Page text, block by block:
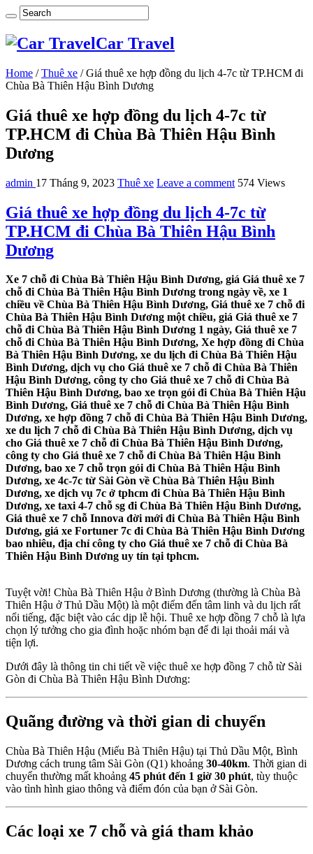
Car Travel
Home / Thuê xe / Giá thuê xe hợp đồng du lịch 4-7c từ TP.HCM đi
Chùa Bà Thiên Hậu Bình Dương
Giá thuê xe hợp đồng du lịch 4-7c từ
TP.HCM đi Chùa Bà Thiên Hậu Bình
Dương
admin 17 Tháng 9, 2023 Thuê xe Leave a comment 574 Views
Giá thuê xe hợp đồng du lịch 4-7c từ
TP.HCM đi Chùa Bà Thiên Hậu Bình
Dương
Xe 7 chỗ đi Chùa Bà Thiên Hậu Bình Dương, giá Giá thuê xe 7
chỗ đi Chùa Bà Thiên Hậu Bình Dương trong ngày về, xe 1
chiều về Chùa Bà Thiên Hậu Bình Dương, Giá thuê xe 7 chỗ đi
Chùa Bà Thiên Hậu Bình Dương một chiều, giá Giá thuê xe 7
chỗ đi Chùa Bà Thiên Hậu Bình Dương 1 ngày, Giá thuê xe 7
chỗ đi Chùa Bà Thiên Hậu Bình Dương, Xe hợp đồng đi Chùa
Bà Thiên Hậu Bình Dương, xe du lịch đi Chùa Bà Thiên Hậu
Bình Dương, dịch vụ cho Giá thuê xe 7 chỗ đi Chùa Bà Thiên
Hậu Bình Dương, công ty cho Giá thuê xe 7 chỗ đi Chùa Bà
Thiên Hậu Bình Dương, bao xe trọn gói đi Chùa Bà Thiên Hậu
Bình Dương, Giá thuê xe 7 chỗ đi Chùa Bà Thiên Hậu Bình
Dương, xe hợp đồng 7 chỗ đi Chùa Bà Thiên Hậu Bình Dương,
xe du lịch 7 chỗ đi Chùa Bà Thiên Hậu Bình Dương, dịch vụ
cho Giá thuê xe 7 chỗ đi Chùa Bà Thiên Hậu Bình Dương,
công ty cho Giá thuê xe 7 chỗ đi Chùa Bà Thiên Hậu Bình
Dương, bao xe 7 chỗ trọn gói đi Chùa Bà Thiên Hậu Bình
Dương, xe 4c-7c từ Sài Gòn về Chùa Bà Thiên Hậu Bình
Dương, xe dịch vụ 7c ở tphcm đi Chùa Bà Thiên Hậu Bình
Dương, xe taxi 4-7 chỗ sg đi Chùa Bà Thiên Hậu Bình Dương,
Giá thuê xe 7 chỗ Innova đời mới đi Chùa Bà Thiên Hậu Bình
Dương, giá xe Fortuner 7c đi Chùa Bà Thiên Hậu Bình Dương
bao nhiêu, địa chỉ công ty cho Giá thuê xe 7 chỗ đi Chùa Bà
Thiên Hậu Bình Dương uy tín tại tphcm.
Tuyệt vời! Chùa Bà Thiên Hậu ở Bình Dương (thường là Chùa Bà
Thiên Hậu ở Thủ Dầu Một) là một điểm đến tâm linh và du lịch rất
nổi tiếng, đặc biệt vào các dịp lễ hội. Thuê xe hợp đồng 7 chỗ là lựa
chọn lý tưởng cho gia đình hoặc nhóm bạn để đi lại thoải mái và
tiện lợi.
Dưới đây là thông tin chi tiết về việc thuê xe hợp đồng 7 chỗ từ Sài
Gòn đi Chùa Bà Thiên Hậu Bình Dương:
Quãng đường và thời gian di chuyển
Chùa Bà Thiên Hậu (Miếu Bà Thiên Hậu) tại Thủ Dầu Một, Bình
Dương cách trung tâm Sài Gòn (Q1) khoảng 30-40km. Thời gian di
chuyển thường mất khoảng 45 phút đến 1 giờ 30 phút, tùy thuộc
vào tình hình giao thông và điểm đón của bạn ở Sài Gòn.
Các loại xe 7 chỗ và giá tham khảo